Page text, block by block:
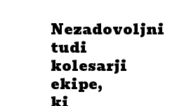
Nezadovoljni
tudi
kolesarji
ekipe,